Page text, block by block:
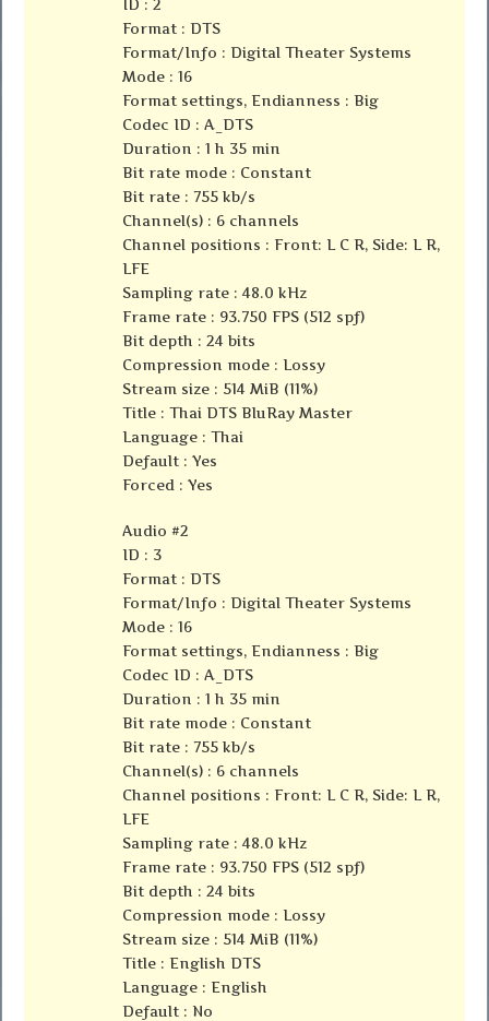
ID : 2
Format : DTS
Format/Info : Digital Theater Systems
Mode : 16
Format settings, Endianness : Big
Codec ID : A_DTS
Duration : 1 h 35 min
Bit rate mode : Constant
Bit rate : 755 kb/s
Channel(s) : 6 channels
Channel positions : Front: L C R, Side: L R,
LFE
Sampling rate : 48.0 kHz
Frame rate : 93.750 FPS (512 spf)
Bit depth : 24 bits
Compression mode : Lossy
Stream size : 514 MiB (11%)
Title : Thai DTS BluRay Master
Language : Thai
Default : Yes
Forced : Yes
Audio #2
ID : 3
Format : DTS
Format/Info : Digital Theater Systems
Mode : 16
Format settings, Endianness : Big
Codec ID : A_DTS
Duration : 1 h 35 min
Bit rate mode : Constant
Bit rate : 755 kb/s
Channel(s) : 6 channels
Channel positions : Front: L C R, Side: L R,
LFE
Sampling rate : 48.0 kHz
Frame rate : 93.750 FPS (512 spf)
Bit depth : 24 bits
Compression mode : Lossy
Stream size : 514 MiB (11%)
Title : English DTS
Language : English
Default : No